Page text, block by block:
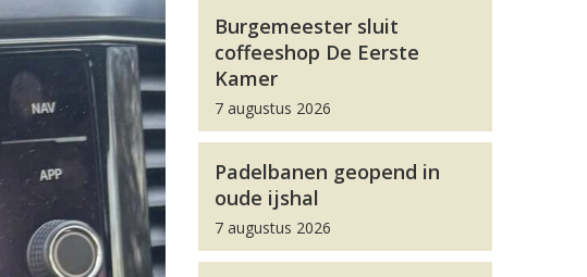
Burgemeester sluit
coffeeshop De Eerste
Kamer
7 augustus 2026
Padelbanen geopend in
oude ijshal
7 augustus 2026